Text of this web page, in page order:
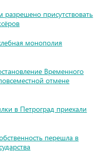
присутствовать
монополия
Временного
отмене
в Петроград приехали
перешла в